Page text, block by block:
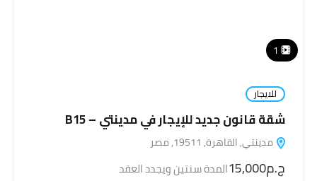
1
للايجار
شقة قانون جديد للإيجار في مدينتي – B15
مدينتي, القاهرة, 19511, مصر
ج.م15,000 المدة سنتين ويجدد العقد